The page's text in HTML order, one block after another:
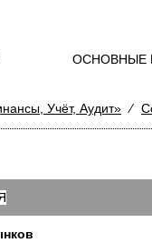
ОСНОВНЫЕ
Учёт, Аудит» ⁄